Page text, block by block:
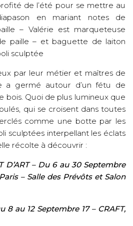
de l’été pour se mettre au
en mariant notes de
– Valérie est marqueteuse
paille – et baguette de laiton
sculptée
par leur métier et maîtres de
a germé autour d’un fétu de
bois. Quoi de plus lumineux que
qui se croisent dans toutes
comme une botte par les
sculptées interpellant les éclats
récolte à découvrir :
D’ART – Du 6 au 30 Septembre
– Salle des Prévôts et Salon
8 au 12 Septembre 17 – CRAFT,